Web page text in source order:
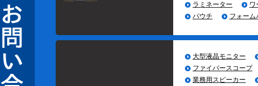
取扱い商品の追加登録を行いました。
2018/07/10 LINE＠ サービスに参加致しました。
スマホサイトを開設しました。
ラミネーター
ワ
パウチ
フォーム
大型液晶モニター
ファイバースコープ
業務用スピーカー